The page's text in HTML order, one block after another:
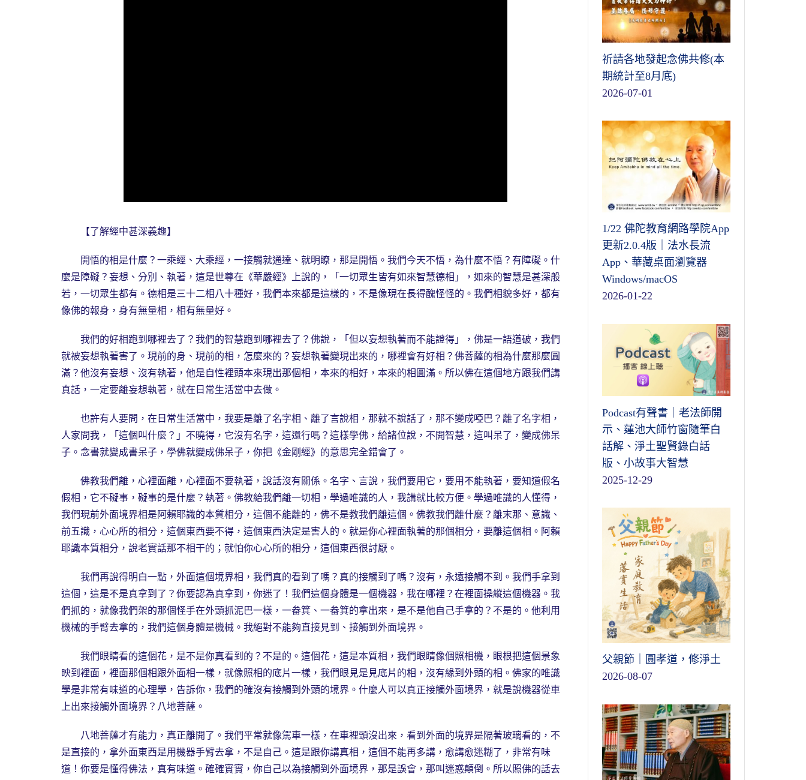
【了解經中甚深義趣】
開悟的相是什麼？一乘經、大乘經，一接觸就通達、就明瞭，那是開悟。我們今天不悟，為什麼不悟？有障礙。什
麼是障礙？妄想、分別、執著，這是世尊在《華嚴經》上說的，「一切眾生皆有如來智慧德相」，如來的智慧是甚深般
若，一切眾生都有。德相是三十二相八十種好，我們本來都是這樣的，不是像現在長得醜怪怪的。我們相貌多好，都有
像佛的報身，身有無量相，相有無量好。
我們的好相跑到哪裡去了？我們的智慧跑到哪裡去了？佛說，「但以妄想執著而不能證得」，佛是一語道破，我們
就被妄想執著害了。現前的身、現前的相，怎麼來的？妄想執著變現出來的，哪裡會有好相？佛菩薩的相為什麼那麼圓
滿？他沒有妄想、沒有執著，他是自性裡頭本來現出那個相，本來的相好，本來的相圓滿。所以佛在這個地方跟我們講
真話，一定要離妄想執著，就在日常生活當中去做。
也許有人要問，在日常生活當中，我要是離了名字相、離了言說相，那就不說話了，那不變成啞巴？離了名字相，
人家問我，「這個叫什麼？」不曉得，它沒有名字，這還行嗎？這樣學佛，給諸位說，不開智慧，這叫呆了，變成佛呆
子。念書就變成書呆子，學佛就變成佛呆子，你把《金剛經》的意思完全錯會了。
佛教我們離，心裡面離，心裡面不要執著，說話沒有關係。名字、言說，我們要用它，要用不能執著，要知道假名
假相，它不礙事，礙事的是什麼？執著。佛教給我們離一切相，學過唯識的人，我講就比較方便。學過唯識的人懂得，
我們現前外面境界相是阿賴耶識的本質相分，這個不能離的，佛不是教我們離這個。佛教我們離什麼？離末那、意識、
前五識，心心所的相分，這個東西要不得，這個東西決定是害人的。就是你心裡面執著的那個相分，要離這個相。阿賴
耶識本質相分，說老實話那不相干的；就怕你心心所的相分，這個東西很討厭。
我們再說得明白一點，外面這個境界相，我們真的看到了嗎？真的接觸到了嗎？沒有，永遠接觸不到。我們手拿到
這個，這是不是真拿到了？你要認為真拿到，你迷了！我們這個身體是一個機器，我在哪裡？在裡面操縱這個機器。我
們抓的，就像我們架的那個怪手在外頭抓泥巴一樣，一畚箕、一畚箕的拿出來，是不是他自己手拿的？不是的。他利用
機械的手臂去拿的，我們這個身體是機械。我絕對不能夠直接見到、接觸到外面境界。
我們眼睛看的這個花，是不是你真看到的？不是的。這個花，這是本質相，我們眼睛像個照相機，眼根把這個景象
映到裡面，裡面那個相跟外面相一樣，就像照相的底片一樣，我們眼見是見底片的相，沒有緣到外頭的相。佛家的唯識
學是非常有味道的心理學，告訴你，我們的確沒有接觸到外頭的境界。什麼人可以真正接觸外面境界，就是說機器從車
上出來接觸外面境界？八地菩薩。
八地菩薩才有能力，真正離開了。我們平常就像駕車一樣，在車裡頭沒出來，看到外面的境界是隔著玻璃看的，不
是直接的，拿外面東西是用機器手臂去拿，不是自己。這是跟你講真相，這個不能再多講，愈講愈迷糊了，非常有味
道！你要是懂得佛法，真有味道。確確實實，你自己以為接觸到外面境界，那是誤會，那叫迷惑顛倒。所以照佛的話去
祈請各地發起念佛共修(本
期統計至8月底)
2026-07-01
1/22 佛陀教育網路學院App
更新2.0.4版｜法水長流
App、華藏桌面瀏覽器
Windows/macOS
2026-01-22
Podcast有聲書｜老法師開
示、蓮池大師竹窗隨筆白
話解、淨土聖賢錄白話
版、小故事大智慧
2025-12-29
父親節｜圓孝道，修淨土
2026-08-07